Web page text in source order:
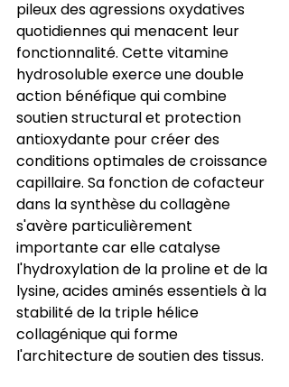
pileux des agressions oxydatives
quotidiennes qui menacent leur
fonctionnalité. Cette vitamine
hydrosoluble exerce une double
action bénéfique qui combine
soutien structural et protection
antioxydante pour créer des
conditions optimales de croissance
capillaire. Sa fonction de cofacteur
dans la synthèse du collagène
s'avère particulièrement
importante car elle catalyse
l'hydroxylation de la proline et de la
lysine, acides aminés essentiels à la
stabilité de la triple hélice
collagénique qui forme
l'architecture de soutien des tissus.